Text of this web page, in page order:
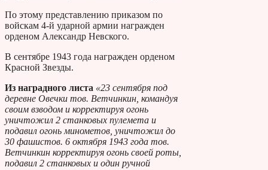
По этому представлению приказом по
войскам 4-й ударной армии награжден
орденом Александр Невского.
В сентябре 1943 года награжден орденом
Красной Звезды.
Из наградного листа «23 сентября под
деревне Овечки тов. Ветчинкин, командуя
своим взводом и корректируя огонь
уничтожил 2 станковых пулемета и
подавил огонь минометов, уничтожил до
30 фашистов. 6 октября 1943 года тов.
Ветчинкин корректируя огонь своей роты,
подавил 2 станковых и один ручной